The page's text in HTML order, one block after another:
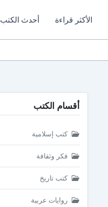
الأكثر قراءة أحدث الكتب
أقسام الكتب
كتب إسلامية
فكر وثقافة
كتب تاريخ
روايات عربية